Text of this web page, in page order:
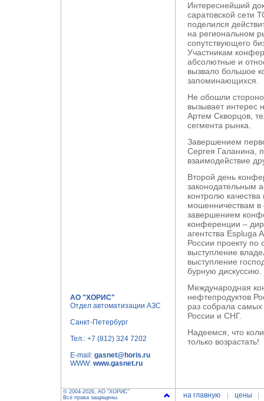
Интереснейший
саратовской сети
поделился
на региональном
сопутствующего
Участникам
абсолютные и
вызвало большое
запоминающихся.
Не обошли
вызывает интерес
Артем Скворцов,
сегмента рынка.
Завершением
Сергея Галанина,
взаимодействие
Второй день
законодательным
контролю
мошенничествам в
завершением
конференции –
агентства
России проекту
выступление
выступление
бурную дискуссию.
Международная
нефтепродуктов
раз собрала самых
России и СНГ.
Надеемся, что
только возрастать!
АО "ХОРИС"
Отдел автоматизации АЗС
Санкт-Петербург
Тел.: +7 (812) 324 7202
E-mail: gasnet@horis.ru
WWW: www.gasnet.ru
© 2004-2026, АО "ХОРИС"
Все права защищены.
на главную цены